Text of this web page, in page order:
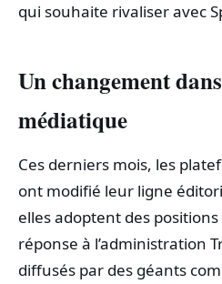
qui souhaite rivaliser avec
Un changement
médiatique
Ces derniers mois, les
ont modifié leur ligne
elles adoptent des
réponse à l’administration
diffusés par des géants